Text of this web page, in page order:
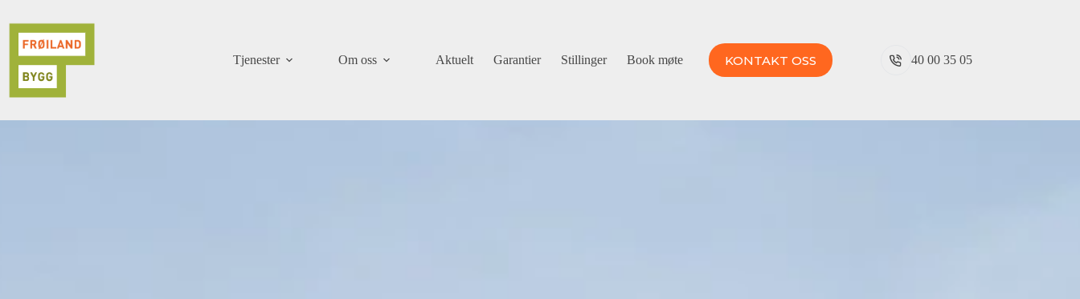
content
Tjenester
Om oss Aktuelt Garantier Stillinger Book møte KONTAKT OSS 40 00 35 05